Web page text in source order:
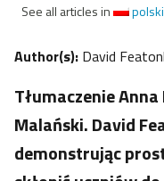
See all articles in
polski
Author(s): David
Tłumaczenie
Malański. David
demonstrując